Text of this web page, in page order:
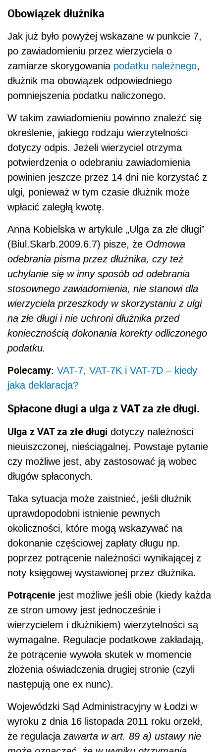
Obowiązek dłużnika
Jak już było powyżej wskazane w punkcie 7,
po zawiadomieniu przez wierzyciela o
zamiarze skorygowania podatku należnego,
dłużnik ma obowiązek odpowiedniego
pomniejszenia podatku naliczonego.
W takim zawiadomieniu powinno znaleźć się
określenie, jakiego rodzaju wierzytelności
dotyczy odpis. Jeżeli wierzyciel otrzyma
potwierdzenia o odebraniu zawiadomienia
powinien jeszcze przez 14 dni nie korzystać z
ulgi, ponieważ w tym czasie dłużnik może
wpłacić zaległą kwotę.
Anna Kobielska w artykule „Ulga za złe długi”
(Biul.Skarb.2009.6.7) pisze, że Odmowa
odebrania pisma przez dłużnika, czy też
uchylanie się w inny sposób od odebrania
stosownego zawiadomienia, nie stanowi dla
wierzyciela przeszkody w skorzystaniu z ulgi
na złe długi i nie uchroni dłużnika przed
koniecznością dokonania korekty odliczonego
podatku.
Polecamy: VAT-7, VAT-7K i VAT-7D – kiedy
jaka deklaracja?
Spłacone długi a ulga z VAT za złe długi.
Ulga z VAT za złe długi dotyczy należności
nieuiszczonej, nieściągalnej. Powstaje pytanie
czy możliwe jest, aby zastosować ją wobec
długów spłaconych.
Taka sytuacja może zaistnieć, jeśli dłużnik
uprawdopodobni istnienie pewnych
okoliczności, które mogą wskazywać na
dokonanie częściowej zapłaty długu np.
poprzez potrącenie należności wynikającej z
noty księgowej wystawionej przez dłużnika.
Potrącenie jest możliwe jeśli obie (kiedy każda
ze stron umowy jest jednocześnie i
wierzycielem i dłużnikiem) wierzytelności są
wymagalne. Regulacje podatkowe zakładają,
że potrącenie wywoła skutek w momencie
złożenia oświadczenia drugiej stronie (czyli
następują one ex nunc).
Wojewódzki Sąd Administracyjny w Łodzi w
wyroku z dnia 16 listopada 2011 roku orzekł,
że regulacja zawarta w art. 89 a) ustawy nie